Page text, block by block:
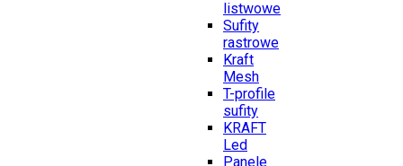
listwowe
Sufity
rastrowe
Kraft
Mesh
T-profile
sufity
KRAFT
Led
Panele